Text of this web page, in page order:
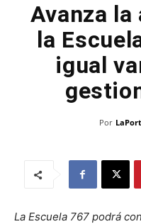
Avanza
la
igual
Por
La Escuela 767 podrá